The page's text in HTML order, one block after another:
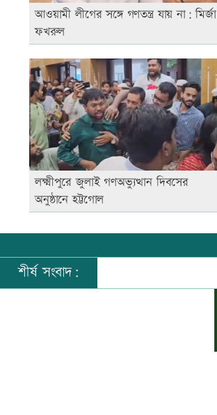
আওয়ামী লীগের সঙ্গে গণতন্ত্র যায় না: মির্জা
ফখরুল
লক্ষ্মীপুরে জুলাই গণঅভ্যুত্থান দিবসের
অনুষ্ঠানে হট্টগোল
শীর্ষ সংবাদ: